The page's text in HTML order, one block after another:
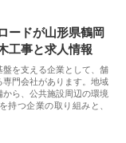
ードが山形県鶴岡
工事と求人情報
を支える企業として、舗
門会社があります。地域
ら、公共施設周辺の環境
持つ企業の取り組みと、